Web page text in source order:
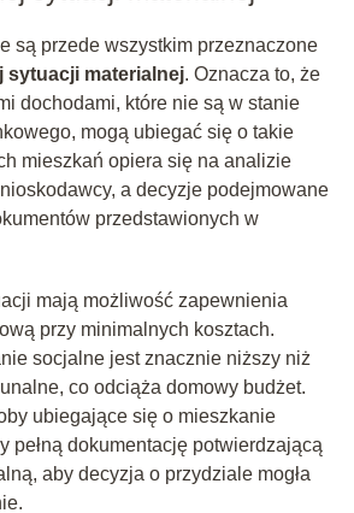
są przede wszystkim przeznaczone
sytuacji materialnej. Oznacza to, że
dochodami, które nie są w stanie
mogą ubiegać się o takie
mieszkań opiera się na analizie
a decyzje podejmowane
przedstawionych w
mają możliwość zapewnienia
przy minimalnych kosztach.
socjalne jest znacznie niższy niż
co odciąża domowy budżet.
ubiegające się o mieszkanie
pełną dokumentację potwierdzającą
aby decyzja o przydziale mogła